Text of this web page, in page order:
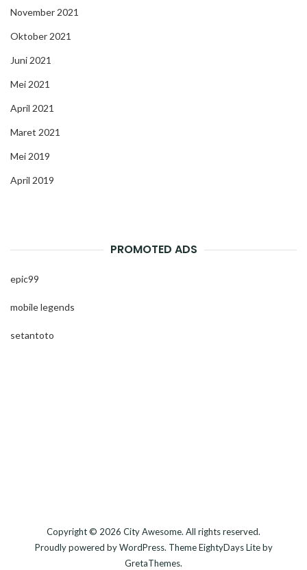
November 2021
Oktober 2021
Juni 2021
Mei 2021
April 2021
Maret 2021
Mei 2019
April 2019
PROMOTED ADS
epic99
mobile legends
setantoto
Copyright © 2026 City Awesome. All rights reserved.
Proudly powered byWordPress. ThemeEightyDays Liteby
GretaThemes.